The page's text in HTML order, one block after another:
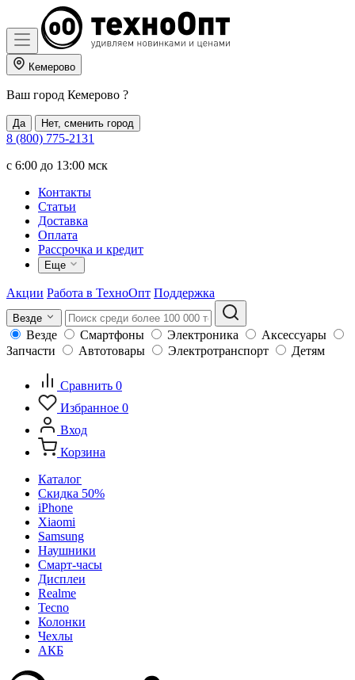
Кемерово
Ваш город Кемерово ?
Да Нет, сменить город
8 (800) 775-2131
c 6:00 до 13:00 мск
Контакты
Статьи
Доставка
Оплата
Рассрочка и кредит
Еще
Акции Работа в ТехноОпт Поддержка
Везде
Везде Смартфоны Электроника
Аксессуары
Запчасти
Автотовары Электротранспорт Детям
Сравнить 0
Избранное 0
Вход
Корзина
Каталог
Скидка 50%
iPhone
Xiaomi
Samsung
Наушники
Смарт-часы
Дисплеи
Realme
Tecno
Колонки
Чехлы
АКБ